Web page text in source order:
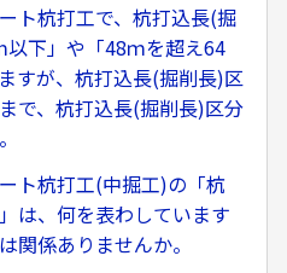
ト杭打工で、杭打込長(掘
下」や「48ｍを超え64
すが、杭打込長(掘削長)区
で、杭打込長(掘削長)区分
ト杭打工(中掘工)の「杭
は、何を表わしています
関係ありませんか。